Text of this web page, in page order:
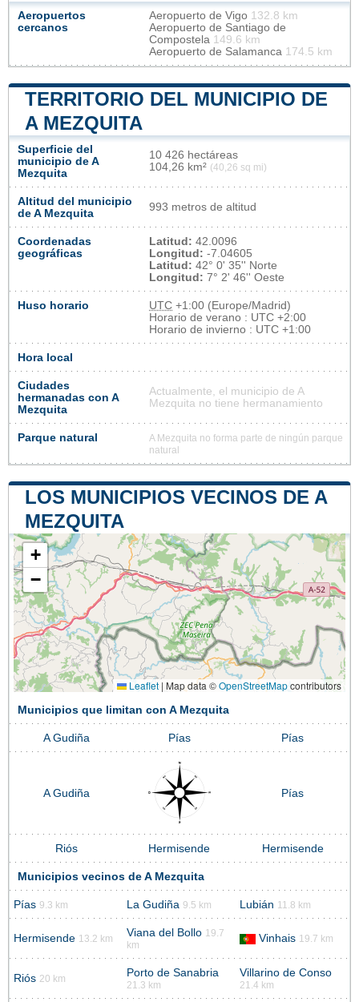
Aeropuertos
cercanos
Aeropuerto de Vigo 132.8 km
Aeropuerto de Santiago de
Compostela 149.6 km
Aeropuerto de Salamanca 174.5 km
TERRITORIO DEL MUNICIPIO DE
A MEZQUITA
Superficie del
municipio de A
Mezquita
10 426 hectáreas
104,26 km² (40,26 sq mi)
Altitud del municipio
de A Mezquita
993 metros de altitud
Coordenadas
geográficas
Latitud: 42.0096
Longitud: -7.04605
Latitud: 42° 0' 35'' Norte
Longitud: 7° 2' 46'' Oeste
Huso horario UTC +1:00 (Europe/Madrid)
Horario de verano : UTC +2:00
Horario de invierno : UTC +1:00
Hora local
Ciudades
hermanadas con A
Mezquita
Actualmente, el municipio de A
Mezquita no tiene hermanamiento
Parque natural
A Mezquita no forma parte de ningún parque
natural
LOS MUNICIPIOS VECINOS DE A
MEZQUITA
+
−
Leaflet | Map data ©OpenStreetMapcontributors
Municipios que limitan con A Mezquita
A Gudiña Pías Pías
A Gudiña Pías
Riós Hermisende Hermisende
Municipios vecinos de A Mezquita
Pías 9.3 km La Gudiña 9.5 km Lubián 11.8 km
Hermisende 13.2 km Viana del Bollo 19.7
km
Vinhais 19.7 km
Riós 20 km Porto de Sanabria
21.3 km
Villarino de Conso
21.4 km